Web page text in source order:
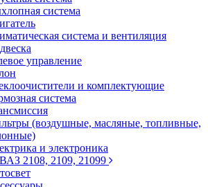
система
система и вентиляция
управление
и комплектующие
система
(воздушные, масляные, топливные,
и электроника
2108, 2109, 21099